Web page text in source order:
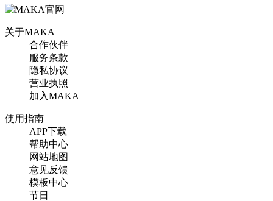
关于MAKA
合作伙伴
服务条款
隐私协议
营业执照
加入MAKA
使用指南
APP下载
帮助中心
网站地图
意见反馈
模板中心
节日